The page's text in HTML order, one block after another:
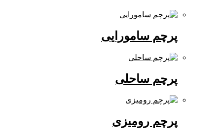
پرچم سامورایی
پرچم ساحلی
پرچم رومیزی